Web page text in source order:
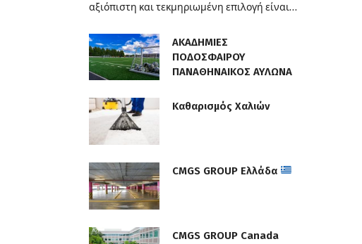
αξιόπιστη και τεκμηριωμένη επιλογή είναι…
ΑΚΑΔΗΜΙΕΣ
ΠΟΔΟΣΦΑΙΡΟΥ
ΠΑΝΑΘΗΝΑΙΚΟΣ ΑΥΛΩΝΑ
Καθαρισμός Χαλιών
CMGS GROUP Ελλάδα
CMGS GROUP Canada